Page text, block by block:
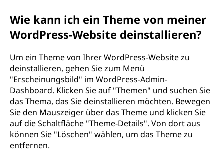
Wie kann ich ein Theme von meiner
WordPress-Website deinstallieren?
Um ein Theme von Ihrer WordPress-Website zu
deinstallieren, gehen Sie zum Menü
"Erscheinungsbild" im WordPress-Admin-
Dashboard. Klicken Sie auf "Themen" und suchen Sie
das Thema, das Sie deinstallieren möchten. Bewegen
Sie den Mauszeiger über das Theme und klicken Sie
auf die Schaltfläche "Theme-Details". Von dort aus
können Sie "Löschen" wählen, um das Theme zu
entfernen.